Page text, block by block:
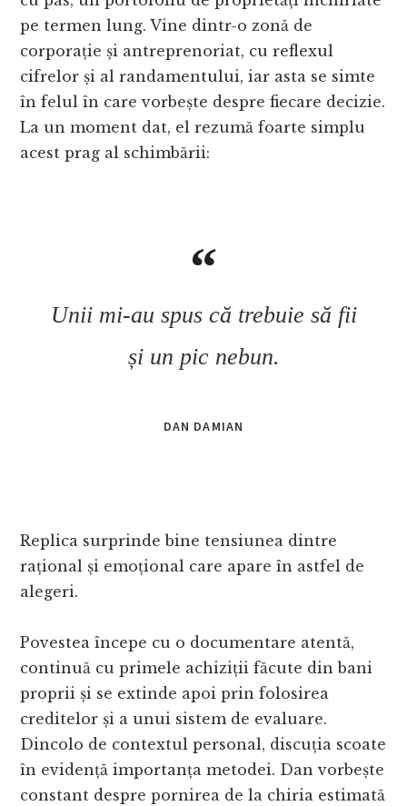
pe termen lung. Vine dintr-o zonă de
corporație și antreprenoriat, cu reflexul
cifrelor și al randamentului, iar asta se simte
în felul în care vorbește despre fiecare decizie.
La un moment dat, el rezumă foarte simplu
acest prag al schimbării:
Unii mi-au spus că trebuie să fii
și un pic nebun.
DAN DAMIAN
Replica surprinde bine tensiunea dintre
rațional și emoțional care apare în astfel de
alegeri.
Povestea începe cu o documentare atentă,
continuă cu primele achiziții făcute din bani
proprii și se extinde apoi prin folosirea
creditelor și a unui sistem de evaluare.
Dincolo de contextul personal, discuția scoate
în evidență importanța metodei. Dan vorbește
constant despre pornirea de la chiria estimată